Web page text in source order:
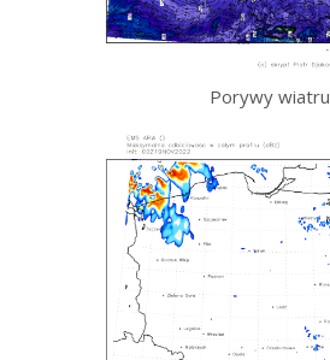
Porywy wiatru